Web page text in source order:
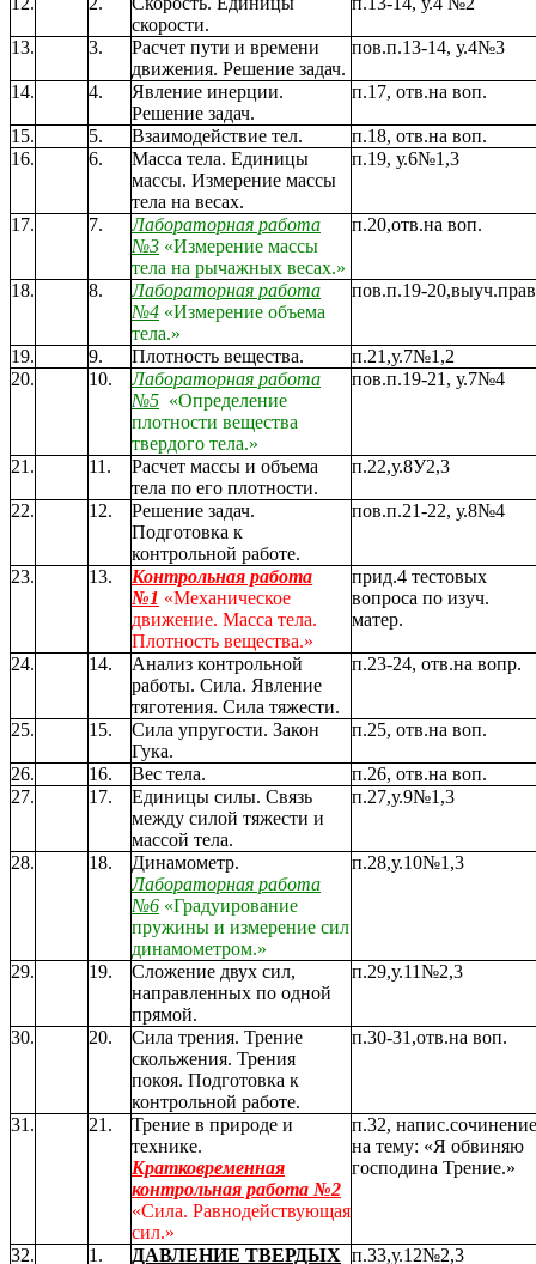
скорости.
13. 3.
Расчет пути и времени
движения. Решение задач.
пов.п.13-14, у.4№3
14. 4.
Явление инерции.
Решение задач.
п.17, отв.на воп.
15. 5. Взаимодействие тел.
п.18, отв.на воп.
16.
6.
Масса тела. Единицы
массы. Измерение массы
тела на весах.
п.19, у.6№1,3
17. 7.
Лабораторная работа
№3 «Измерение массы
тела на рычажных весах.»
п.20,отв.на воп.
18. 8.
Лабораторная работа
№4 «Измерение объема
тела.»
пов.п.19-
19. 9. Плотность вещества.
п.21,у.7№1,2
20.
10.
Лабораторная работа
№5 «Определение
плотности вещества
твердого тела.»
пов.п.19-21, у.7№4
21. 11.
Расчет массы и объема
тела по его плотности.
п.22,у.8У2,3
22. 12.
Решение задач.
Подготовка к
контрольной работе.
пов.п.21-22, у.8№4
23. 13.
Контрольная работа
№1 «Механическое
движение. Масса тела.
Плотность вещества.»
прид.4 тестовых
вопроса по изуч.
матер.
24. 14.
Анализ контрольной
работы. Сила. Явление
тяготения. Сила тяжести.
п.23-24, отв.на вопр.
25. 15.
Сила упругости. Закон
Гука.
п.25, отв.на воп.
26. 16. Вес тела.
п.26, отв.на воп.
27.
17.
Единицы силы. Связь
между силой тяжести и
массой тела.
п.27,у.9№1,3
28. 18.
Динамометр.
Лабораторная работа
№6 «Градуирование
пружины и измерение сил
динамометром.»
п.28,у.10№1,3
29. 19.
Сложение двух сил,
направленных по одной
прямой.
п.29,у.11№2,3
30. 20.
Сила трения. Трение
скольжения. Трения
покоя. Подготовка к
контрольной работе.
п.30-31,отв.на воп.
31. 21.
Трение в природе и
технике.
Кратковременная
контрольная работа №2
«Сила. Равнодействующая
сил.»
п.32, напис.сочинение
на тему: «Я обвиняю
господина Трение.»
32. 1.
ДАВЛЕНИЕ ТВЕРДЫХ п.33,у.12№2,3